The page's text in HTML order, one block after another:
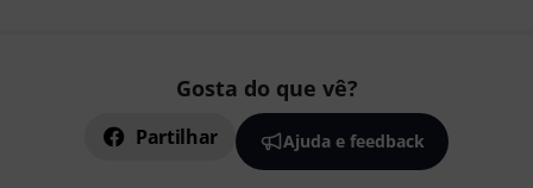
Gosta do que vê?
Partilhar Ajuda e feedback